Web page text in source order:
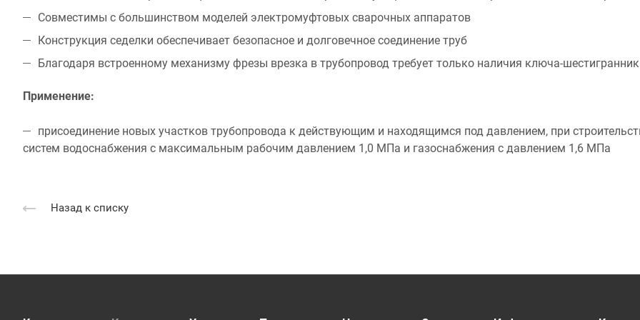
Совместимы с большинством моделей электромуфтовых сварочных аппаратов
Конструкция седелки обеспечивает безопасное и долговечное соединение труб
Благодаря встроенному механизму фрезы врезка в трубопровод требует только наличия ключа-
Применение:
присоединение новых участков трубопровода к действующим и находящимся под давлением, при
систем водоснабжения с максимальным рабочим давлением 1,0 МПа и газоснабжения с давлением 1,6 МПа
Назад к списку